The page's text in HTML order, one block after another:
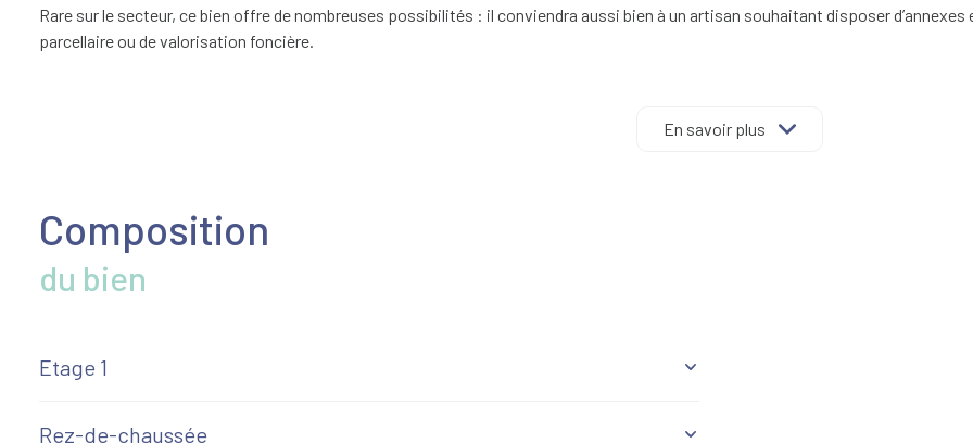
Rare sur le secteur, ce bien offre de nombreuses possibilités : il conviendra aussi bien à un artisan souhaitant disposer d’annexes
parcellaire ou de valorisation foncière.
En savoir plus
Composition
du bien
Etage 1
Rez-de-chaussée